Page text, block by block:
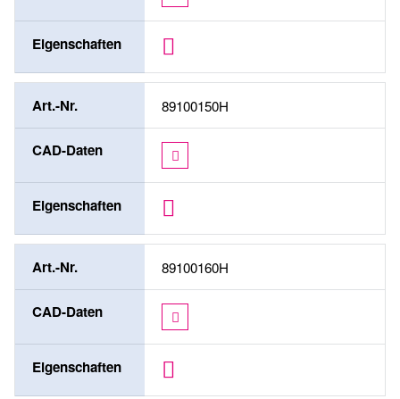
Eigenschaften
Art.-Nr. 89100150H
CAD-Daten
Eigenschaften
Art.-Nr. 89100160H
CAD-Daten
Eigenschaften